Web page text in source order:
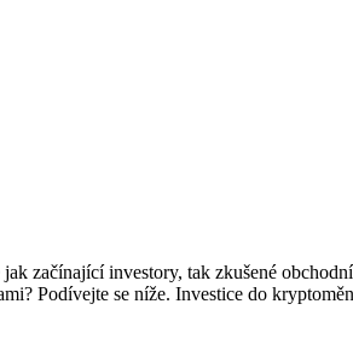
začínající investory, tak zkušené
Podívejte se níže. Investice do